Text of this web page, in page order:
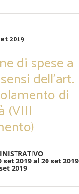
2019
di spese a
dell’art.
di
(VIII
2019 al 20 set 2019
2019